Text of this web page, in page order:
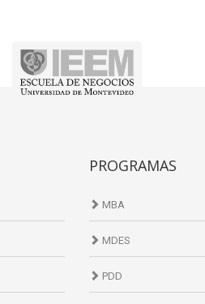
PROGRAMAS
MBA
MDES
PDD